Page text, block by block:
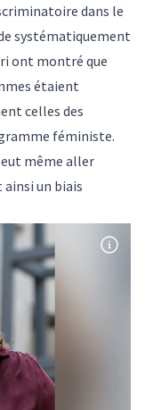
dans le
systématiquement
ont montré que
étaient
celles des
féministe.
même aller
ainsi un biais